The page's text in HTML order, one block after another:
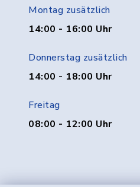
Montag zusätzlich
14:00 - 16:00 Uhr
Donnerstag zusätzlich
14:00 - 18:00 Uhr
Freitag
08:00 - 12:00 Uhr